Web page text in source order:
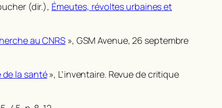
(dir.), Émeutes, révoltes urbaines et
au CNRS », GSM Avenue, 26 septembre
de la santé», L’inventaire. Revue de critique